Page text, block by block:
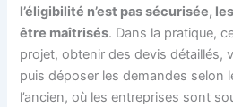
l’éligibilité n’est pas sécurisée,
être maîtrisés. Dans la pratique,
projet, obtenir des devis détaillés,
puis déposer les demandes selon
l’ancien, où les entreprises sont